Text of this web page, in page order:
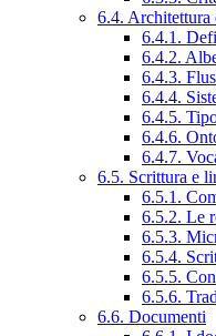
6.4. Architettura
6.4.1.
6.4.2.
6.4.3.
6.4.4.
6.4.5.
6.4.6.
6.4.7.
6.5. Scrittura e
6.5.1.
6.5.2. Le
6.5.3.
6.5.4.
6.5.5.
6.5.6.
6.6. Documenti